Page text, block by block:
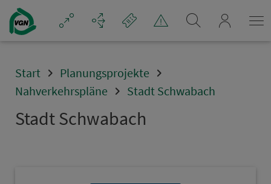
Navigation überspringen
Start
Planungsprojekte
Nahverkehrspläne
Stadt Schwabach
Stadt Schwabach